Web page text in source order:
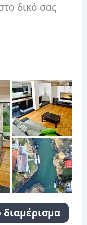
δικό σας
διαμέρισμα